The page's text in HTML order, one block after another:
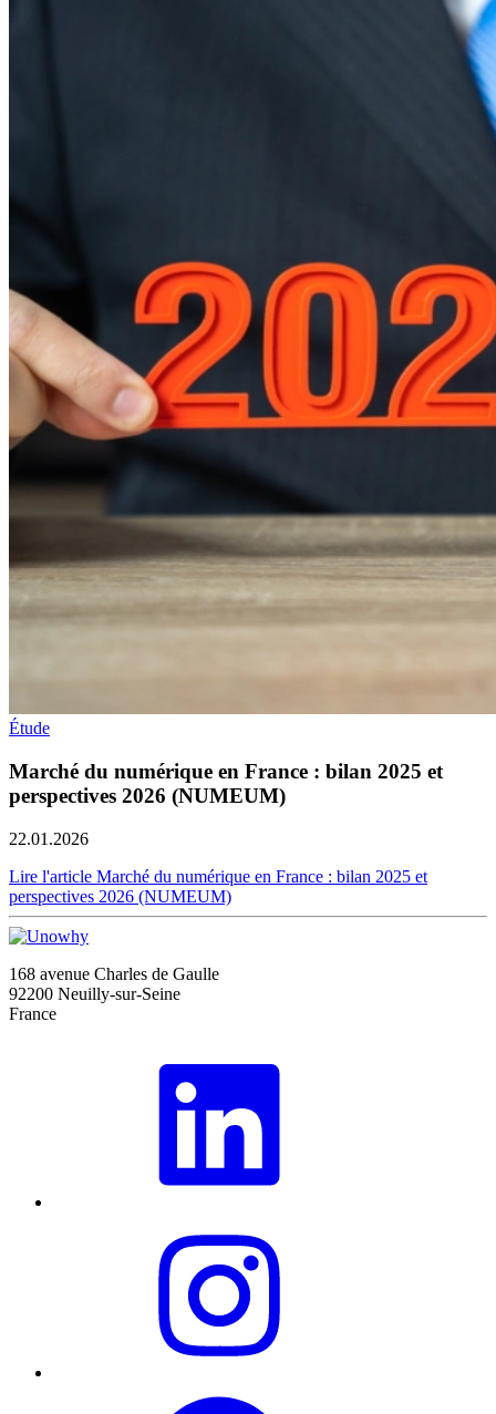
Étude
Marché du numérique en France : bilan 2025 et
perspectives 2026 (NUMEUM)
22.01.2026
Lire l'article Marché du numérique en France : bilan 2025 et
perspectives 2026 (NUMEUM)
168 avenue Charles de Gaulle
92200 Neuilly-sur-Seine
France